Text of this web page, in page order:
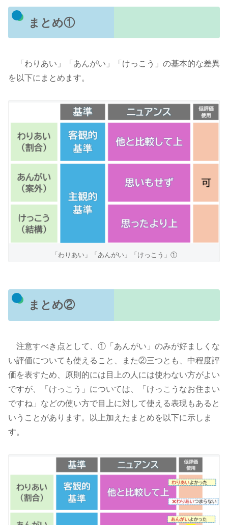
まとめ①
「わりあい」「あんがい」「けっこう」の基本的な差異
を以下にまとめます。
「わりあい」「あんがい」「けっこう」①
まとめ②
注意すべき点として、①「あんがい」のみが好ましくな
い評価についても使えること、また②三つとも、中程度評
価を表すため、原則的には目上の人には使わない方がよい
ですが、「けっこう」については、「けっこうなお住まい
ですね」などの使い方で目上に対して使える表現もあると
いうことがあります。以上加えたまとめを以下に示しま
す。